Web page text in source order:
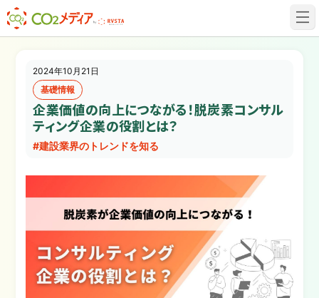
建設業✕脱炭素専門CO2メディア
2024年10月21日
基礎情報
企業価値の向上につながる！脱炭素コンサル
ティング企業の役割とは？
#建設業界のトレンドを知る